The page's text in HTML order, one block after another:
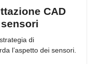
CAD
di
l’aspetto dei sensori.